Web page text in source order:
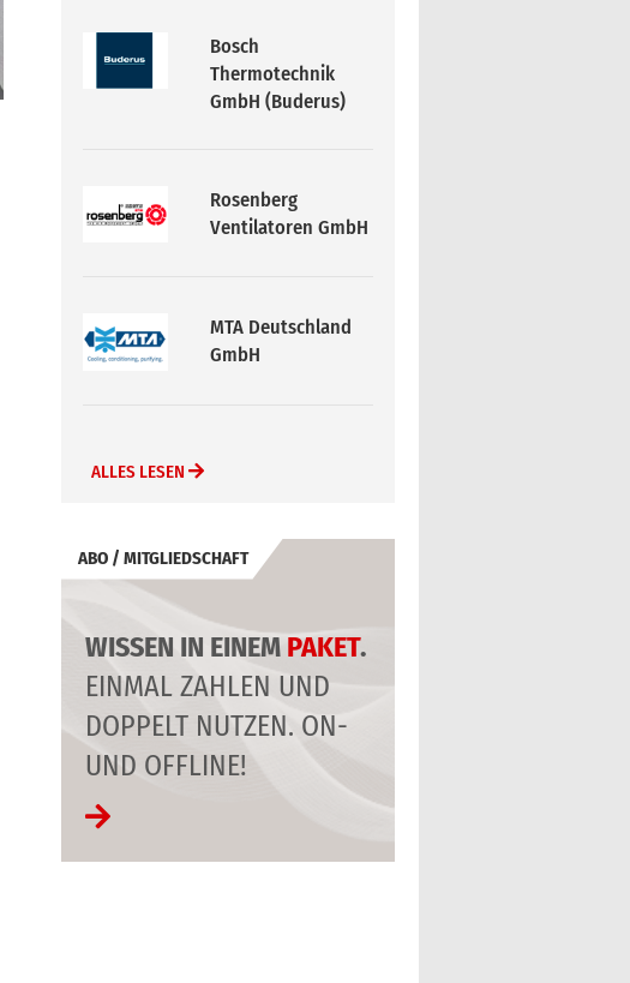
Bosch
Thermotechnik
GmbH (Buderus)
Rosenberg
Ventilatoren GmbH
MTA Deutschland
GmbH
ALLES LESEN
ABO / MITGLIEDSCHAFT
WISSEN IN EINEM PAKET.
EINMAL ZAHLEN UND
DOPPELT NUTZEN. ON-
UND OFFLINE!